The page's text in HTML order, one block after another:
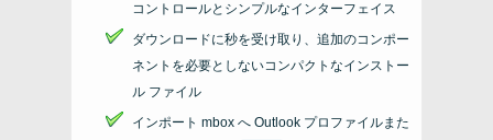
コントロールとシンプルなインターフェイス
ダウンロードに秒を受け取り、追加のコンポー
ネントを必要としないコンパクトなインストー
ル ファイル
インポート mbox へ Outlook プロファイルまた